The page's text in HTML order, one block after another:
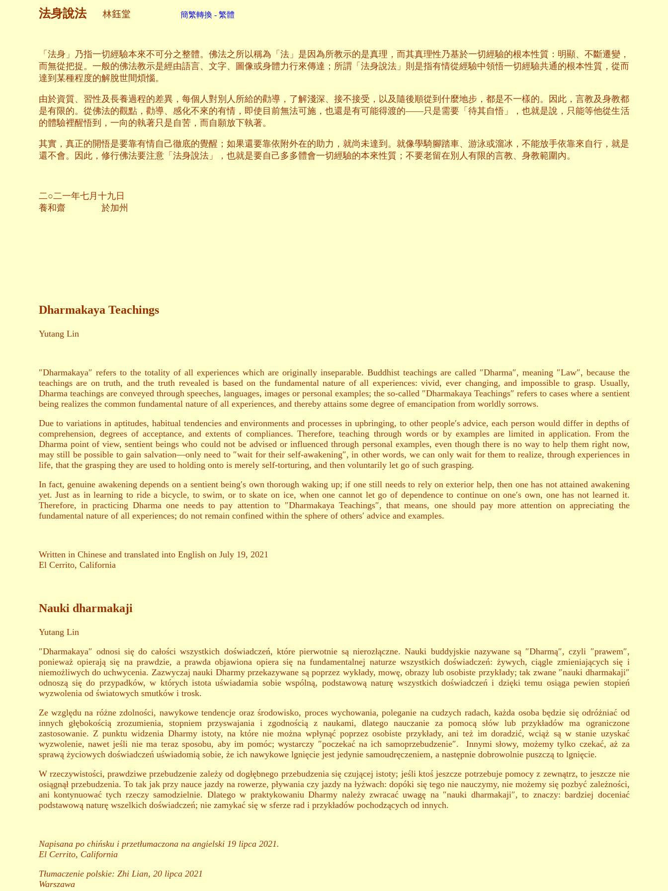
法身說法 林鈺堂 簡繁轉換 - 繁體
「法身」乃指一切經驗本來不可分之整體。佛法之所以稱為「法」是因為所教示的是真理，而其真理性乃基於一切經驗的根本性質：明顯、不斷遷變，
而無從把捉。一般的佛法教示是經由語言、文字、圖像或身體力行來傳達；所謂「法身說法」則是指有情從經驗中領悟一切經驗共通的根本性質，從而
達到某種程度的解脫世間煩惱。
由於資質、習性及長養過程的差異，每個人對別人所給的勸導，了解淺深、接不接受，以及隨後順從到什麼地步，都是不一樣的。因此，言教及身教都
是有限的。從佛法的觀點，勸導、感化不來的有情，即使目前無法可施，也還是有可能得渡的——只是需要「待其自悟」，也就是說，只能等他從生活
的體驗裡醒悟到，一向的執著只是自苦，而自願放下執著。
其實，真正的開悟是要靠有情自己徹底的覺醒；如果還要靠依附外在的助力，就尚未達到。就像學騎腳踏車、游泳或溜冰，不能放手依靠來自行，就是
還不會。因此，修行佛法要注意「法身說法」，也就是要自己多多體會一切經驗的本來性質；不要老留在別人有限的言教、身教範圍內。
二○二一年七月十九日
養和齋 於加州
Dharmakaya Teachings
Yutang Lin
″Dharmakaya″ refers to the totality of all experiences which are originally inseparable. Buddhist teachings are called ″Dharma″, meaning ″Law″, because the
teachings are on truth, and the truth revealed is based on the fundamental nature of all experiences: vivid, ever changing, and impossible to grasp. Usually,
Dharma teachings are conveyed through speeches, languages, images or personal examples; the so-called ″Dharmakaya Teachings″ refers to cases where a sentient
being realizes the common fundamental nature of all experiences, and thereby attains some degree of emancipation from worldly sorrows.
Due to variations in aptitudes, habitual tendencies and environments and processes in upbringing, to other people′s advice, each person would differ in depths of
comprehension, degrees of acceptance, and extents of compliances. Therefore, teaching through words or by examples are limited in application. From the
Dharma point of view, sentient beings who could not be advised or influenced through personal examples, even though there is no way to help them right now,
may still be possible to gain salvation—only need to ″wait for their self-awakening″, in other words, we can only wait for them to realize, through experiences in
life, that the grasping they are used to holding onto is merely self-torturing, and then voluntarily let go of such grasping.
In fact, genuine awakening depends on a sentient being′s own thorough waking up; if one still needs to rely on exterior help, then one has not attained awakening
yet. Just as in learning to ride a bicycle, to swim, or to skate on ice, when one cannot let go of dependence to continue on one′s own, one has not learned it.
Therefore, in practicing Dharma one needs to pay attention to ″Dharmakaya Teachings″, that means, one should pay more attention on appreciating the
fundamental nature of all experiences; do not remain confined within the sphere of others′ advice and examples.
Written in Chinese and translated into English on July 19, 2021
El Cerrito, California
Nauki dharmakaji
Yutang Lin
″Dharmakaya″ odnosi się do całości wszystkich doświadczeń, które pierwotnie są nierozłączne. Nauki buddyjskie nazywane są ″Dharmą″, czyli ″prawem″,
ponieważ opierają się na prawdzie, a prawda objawiona opiera się na fundamentalnej naturze wszystkich doświadczeń: żywych, ciągle zmieniających się i
niemożliwych do uchwycenia. Zazwyczaj nauki Dharmy przekazywane są poprzez wykłady, mowę, obrazy lub osobiste przykłady; tak zwane ″nauki dharmakaji″
odnoszą się do przypadków, w których istota uświadamia sobie wspólną, podstawową naturę wszystkich doświadczeń i dzięki temu osiąga pewien stopień
wyzwolenia od światowych smutków i trosk.
Ze względu na różne zdolności, nawykowe tendencje oraz środowisko, proces wychowania, poleganie na cudzych radach, każda osoba będzie się odróżniać od
innych głębokością zrozumienia, stopniem przyswajania i zgodnością z naukami, dlatego nauczanie za pomocą słów lub przykładów ma ograniczone
zastosowanie. Z punktu widzenia Dharmy istoty, na które nie można wpłynąć poprzez osobiste przykłady, ani też im doradzić, wciąż są w stanie uzyskać
wyzwolenie, nawet jeśli nie ma teraz sposobu, aby im pomóc; wystarczy ″poczekać na ich samoprzebudzenie″. Innymi słowy, możemy tylko czekać, aż za
sprawą życiowych doświadczeń uświadomią sobie, że ich nawykowe lgnięcie jest jedynie samoudręczeniem, a następnie dobrowolnie puszczą to lgnięcie.
W rzeczywistości, prawdziwe przebudzenie zależy od dogłębnego przebudzenia się czującej istoty; jeśli ktoś jeszcze potrzebuje pomocy z zewnątrz, to jeszcze nie
osiągnął przebudzenia. To tak jak przy nauce jazdy na rowerze, pływania czy jazdy na łyżwach: dopóki się tego nie nauczymy, nie możemy się pozbyć zależności,
ani kontynuować tych rzeczy samodzielnie. Dlatego w praktykowaniu Dharmy należy zwracać uwagę na ″nauki dharmakaji″, to znaczy: bardziej doceniać
podstawową naturę wszelkich doświadczeń; nie zamykać się w sferze rad i przykładów pochodzących od innych.
Napisana po chińsku i przetłumaczona na angielski 19 lipca 2021.
El Cerrito, California
Tłumaczenie polskie: Zhi Lian, 20 lipca 2021
Warszawa